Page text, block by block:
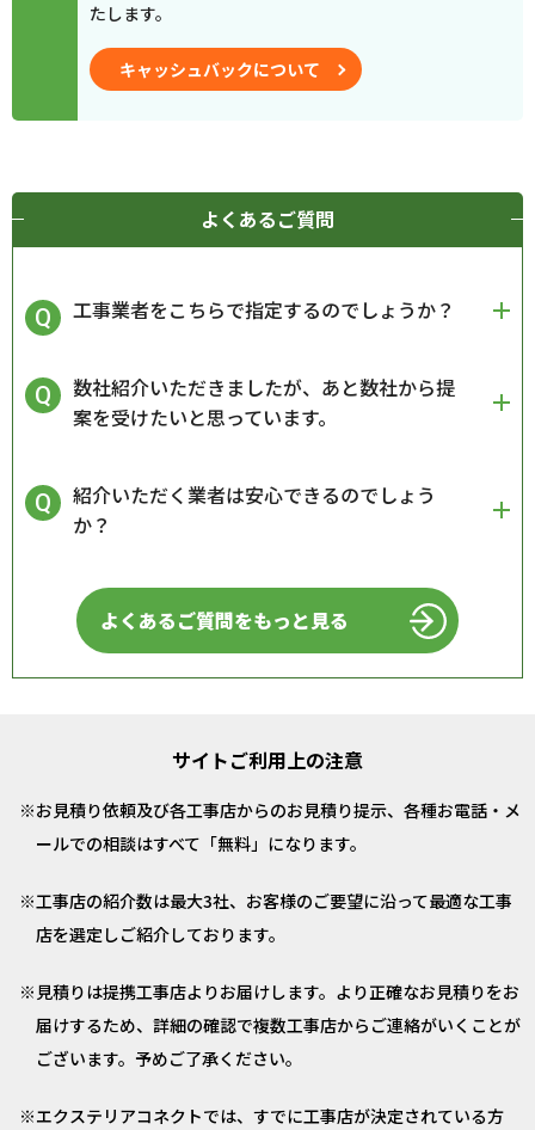
たします。
キャッシュバックについて
よくあるご質問
工事業者をこちらで指定するのでしょうか？
数社紹介いただきましたが、あと数社から提
案を受けたいと思っています。
紹介いただく業者は安心できるのでしょう
か？
よくあるご質問をもっと見る
サイトご利用上の注意
お見積り依頼及び各工事店からのお見積り提示、各種お電話・メ
ールでの相談はすべて「無料」になります。
工事店の紹介数は最大3社、お客様のご要望に沿って最適な工事
店を選定しご紹介しております。
見積りは提携工事店よりお届けします。より正確なお見積りをお
届けするため、詳細の確認で複数工事店からご連絡がいくことが
ございます。予めご了承ください。
エクステリアコネクトでは、すでに工事店が決定されている方